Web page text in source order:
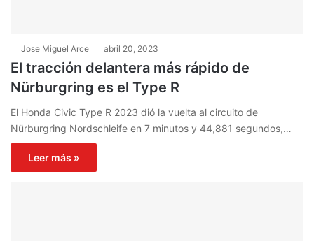
Jose Miguel Arce abril 20, 2023
El tracción delantera más rápido de
Nürburgring es el Type R
El Honda Civic Type R 2023 dió la vuelta al circuito de
Nürburgring Nordschleife en 7 minutos y 44,881 segundos,…
Leer más »